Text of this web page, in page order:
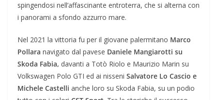
spingendosi nell’affascinante entroterra, che si alterna con
i panorami a sfondo azzurro mare.
Nel 2021 la vittoria fu per il giovane palermitano Marco
Pollara navigato dal pavese Daniele Mangiarotti su
Skoda Fabia, davanti a Totò Riolo e Maurizio Marin su
Volkswagen Polo GTI ed ai nisseni Salvatore Lo Cascio e
Michele Castelli anche loro su Skoda Fabia, su un podio